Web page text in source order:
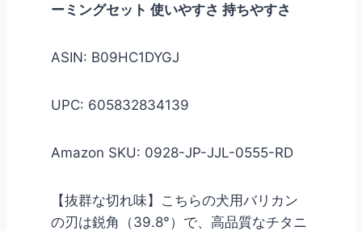
ーミングセット 使いやすさ 持ちやすさ
ASIN: B09HC1DYGJ
UPC: 605832834139
Amazon SKU: 0928-JP-JJL-0555-RD
【抜群な切れ味】こちらの犬用バリカン
の刃は鋭角（39.8°）で、高品質なチタニ